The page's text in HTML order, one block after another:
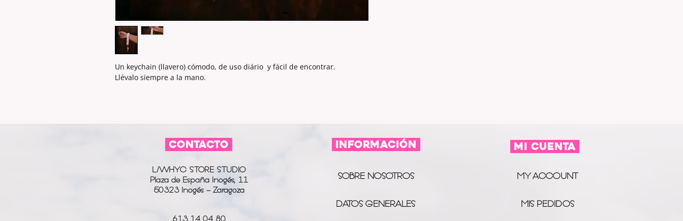
Un keychain (llavero) cómodo, de uso diário y fácil de encontrar.
Llévalo siempre a la mano.
CONTACTO
L/WHYC STORE STUDIO
Plaza de España Inogés, 11
50323 Inogés - Zaragoza
613 14 04 80
información
SOBRE NOSOTROS
DATOS GENERALES
MI CUENTA
MY ACCOUNT
MIS PEDIDOS